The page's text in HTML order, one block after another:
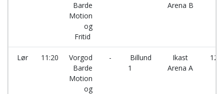
Barde
Motion
og
Fritid
Arena B
Lør 11:20
Vorgod
Barde
Motion
og
-
Billund
1
Ikast
Arena A
12